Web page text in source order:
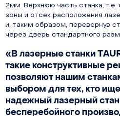
2мм. Верхнюю часть станка, т.е.
зоны и отсек расположения
и, таким образом, перевернув
через дверь стандартного
«В лазерные станки
такие конструктивные
позволяют нашим
выбором для тех, кто
надежный лазерный
бесперебойного